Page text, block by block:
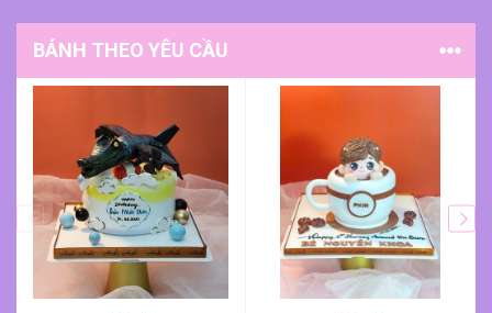
BÁNH THEO YÊU CẦU